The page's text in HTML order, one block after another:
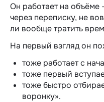
Он работает на объёме
через переписку, не
ли вообще тратить
На первый взгляд он
тоже работает с
тоже первый
тоже быстро
воронку».